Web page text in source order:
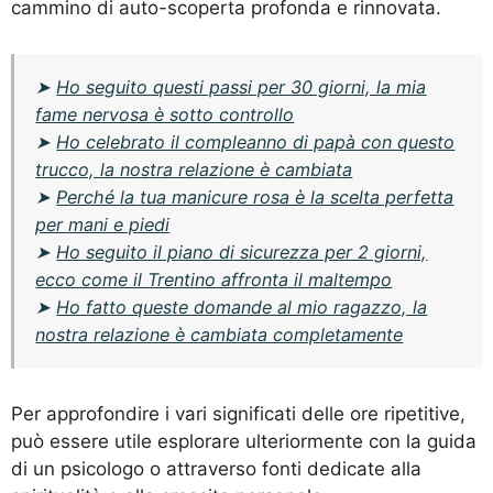
cammino di auto-scoperta profonda e rinnovata.
➤ Ho seguito questi passi per 30 giorni, la mia
fame nervosa è sotto controllo
➤ Ho celebrato il compleanno di papà con questo
trucco, la nostra relazione è cambiata
➤ Perché la tua manicure rosa è la scelta perfetta
per mani e piedi
➤ Ho seguito il piano di sicurezza per 2 giorni,
ecco come il Trentino affronta il maltempo
➤ Ho fatto queste domande al mio ragazzo, la
nostra relazione è cambiata completamente
Per approfondire i vari significati delle ore ripetitive,
può essere utile esplorare ulteriormente con la guida
di un psicologo o attraverso fonti dedicate alla